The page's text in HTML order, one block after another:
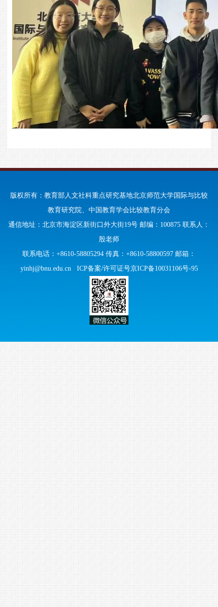
版权所有：教育部人文社科重点研究基地北京师范大学国际与比较
教育研究院、中国教育学会比较教育分会
通信地址：北京市海淀区新街口外大街19号 邮编：100875 联系人：
殷老师
联系电话：+8610-58805294 传真：+8610-58800597 邮箱：
yinhj@bnu.edu.cn ICP备案/许可证号京ICP备10031106号-95